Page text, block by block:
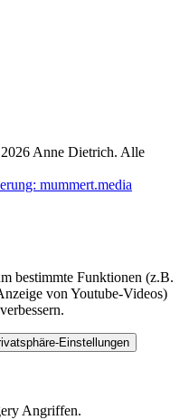
Anne Dietrich. Alle
mummert.media
bestimmte Funktionen (z.B.
von Youtube-Videos)
Einstellungen
Angriffen.